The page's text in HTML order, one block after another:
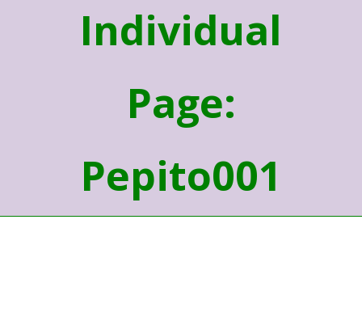
Individual
Page:
Pepito001